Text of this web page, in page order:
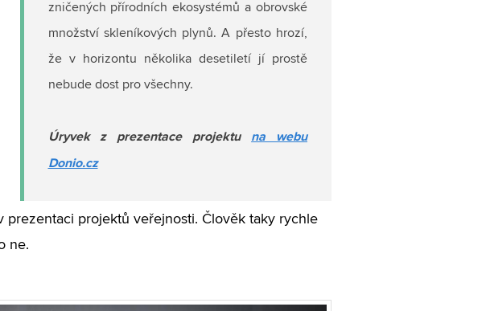
zničených přírodních ekosystémů a obrovské
množství skleníkových plynů. A přesto hrozí,
že v horizontu několika desetiletí jí prostě
nebude dost pro všechny.
Úryvek z prezentace projektu na webu
Donio.cz
prezentaci projektů veřejnosti. Člověk taky rychle
ne.